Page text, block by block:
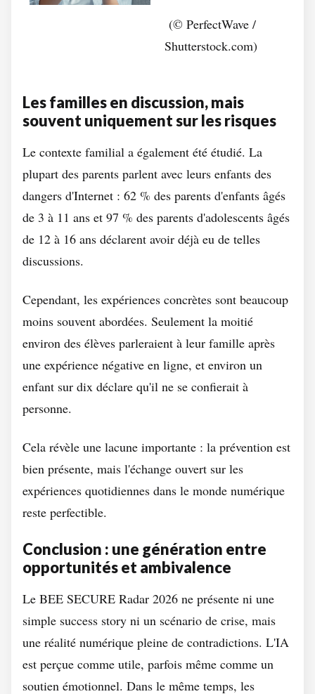
(© PerfectWave /
Shutterstock.com)
Les familles en discussion, mais
souvent uniquement sur les risques
Le contexte familial a également été étudié. La
plupart des parents parlent avec leurs enfants des
dangers d'Internet : 62 % des parents d'enfants âgés
de 3 à 11 ans et 97 % des parents d'adolescents âgés
de 12 à 16 ans déclarent avoir déjà eu de telles
discussions.
Cependant, les expériences concrètes sont beaucoup
moins souvent abordées. Seulement la moitié
environ des élèves parleraient à leur famille après
une expérience négative en ligne, et environ un
enfant sur dix déclare qu'il ne se confierait à
personne.
Cela révèle une lacune importante : la prévention est
bien présente, mais l'échange ouvert sur les
expériences quotidiennes dans le monde numérique
reste perfectible.
Conclusion : une génération entre
opportunités et ambivalence
Le BEE SECURE Radar 2026 ne présente ni une
simple success story ni un scénario de crise, mais
une réalité numérique pleine de contradictions. L'IA
est perçue comme utile, parfois même comme un
soutien émotionnel. Dans le même temps, les